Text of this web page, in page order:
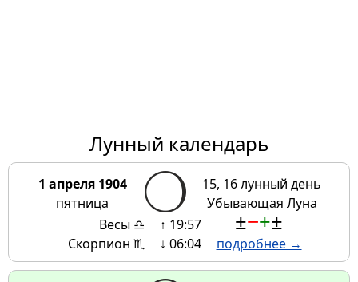
Лунный календарь
1 апреля 1904
пятница
15, 16 лунный день
Убывающая Луна
Весы ♎
Скорпион ♏
↑ 19:57
↓ 06:04
±−+±
подробнее →